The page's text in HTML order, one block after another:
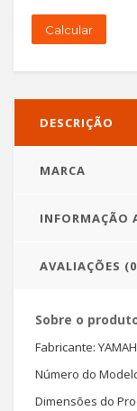
Calcular
DESCRIÇÃO
MARCA
INFORMAÇÃO
AVALIAÇÕES
Sobre o
Fabricante:
Número do
Dimensões do